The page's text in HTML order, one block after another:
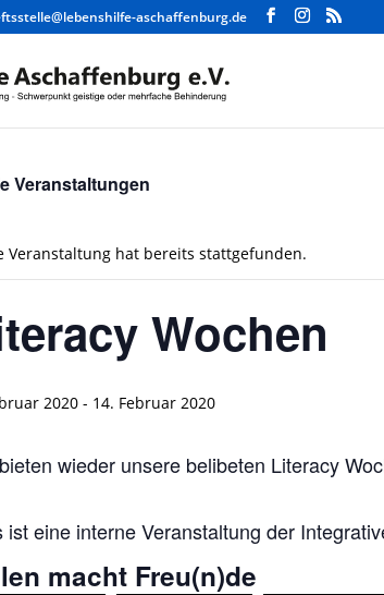
aschaffenburg.de
Veranstaltungen
Veranstaltung hat bereits stattgefunden.
Wochen
2020 - 14. Februar 2020
wieder unsere belibeten Literacy
ist eine interne Veranstaltung der
macht Freu(n)de